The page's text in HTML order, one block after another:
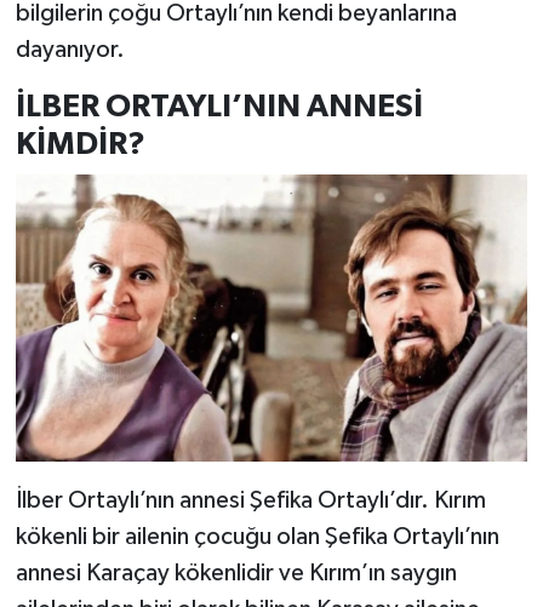
bilgilerin çoğu Ortaylı’nın kendi beyanlarına
dayanıyor.
İLBER ORTAYLI’NIN ANNESİ
KİMDİR?
İlber Ortaylı’nın annesi Şefika Ortaylı’dır. Kırım
kökenli bir ailenin çocuğu olan Şefika Ortaylı’nın
annesi Karaçay kökenlidir ve Kırım’ın saygın